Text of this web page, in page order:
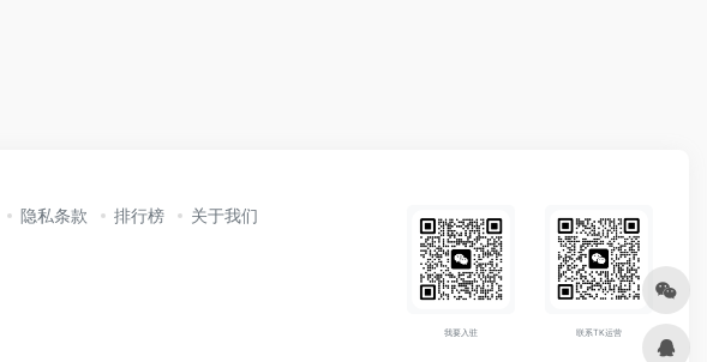
隐私条款 排行榜 关于我们
我要入驻 联系TK运营